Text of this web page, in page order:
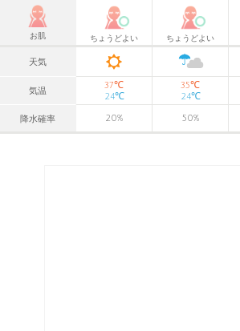
お肌 ちょうどよい ちょうどよい
天気
気温
37℃
24℃
35℃
24℃
降水確率 20% 50%